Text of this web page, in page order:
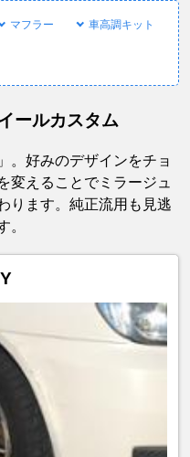
マフラー 車高調キット
ールカスタム
。好みのデザインをチョ
変えることでミラージュ
ります。純正流用も見逃
。